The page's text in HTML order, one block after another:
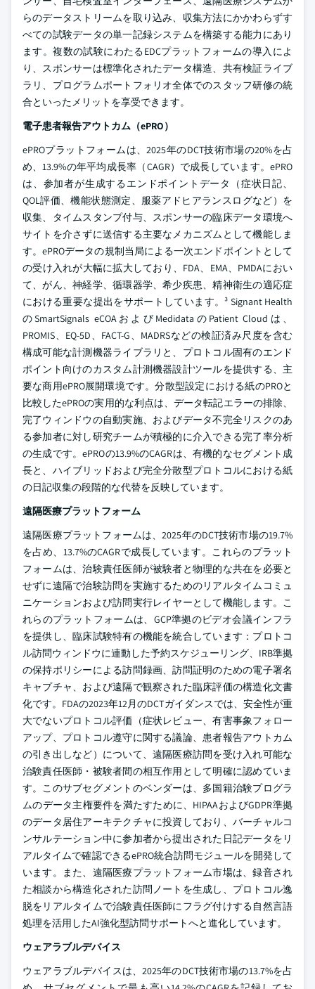
らのデータストリームを取り込み、収集方法にかかわらずす
べての試験データの単一記録システムを構築する能力にあり
ます。複数の試験にわたるEDCプラットフォームの導入によ
り、スポンサーは標準化されたデータ構造、共有検証ライブ
ラリ、プログラムポートフォリオ全体でのスタッフ研修の統
合といったメリットを享受できます。
電子患者報告アウトカム（ePRO）
ePROプラットフォームは、2025年のDCT技術市場の20%を占
め、13.9%の年平均成長率（CAGR）で成長しています。ePRO
は、参加者が生成するエンドポイントデータ（症状日記、
QOL評価、機能状態測定、服薬アドヒアランスログなど）を
収集、タイムスタンプ付与、スポンサーの臨床データ環境へ
サイトを介さずに送信する主要なメカニズムとして機能しま
す。ePROデータの規制当局による一次エンドポイントとして
の受け入れが大幅に拡大しており、FDA、EMA、PMDAにおい
て、がん、神経学、循環器学、希少疾患、精神衛生の適応症
における重要な提出をサポートしています。³ Signant Health
のSmartSignals eCOAおよびMedidataのPatient Cloudは、
PROMIS、EQ-5D、FACT-G、MADRSなどの検証済み尺度を含む
構成可能な計測機器ライブラリと、プロトコル固有のエンド
ポイント向けのカスタム計測機器設計ツールを提供する、主
要な商用ePRO展開環境です。分散型設定における紙のPROと
比較したePROの実用的な利点は、データ転記エラーの排除、
完了ウィンドウの自動実施、およびデータ不完全リスクのあ
る参加者に対し研究チームが積極的に介入できる完了率分析
の生成です。ePROの13.9%のCAGRは、有機的なセグメント成
長と、ハイブリッドおよび完全分散型プロトコルにおける紙
の日記収集の段階的な代替を反映しています。
遠隔医療プラットフォーム
遠隔医療プラットフォームは、2025年のDCT技術市場の19.7%
を占め、13.7%のCAGRで成長しています。これらのプラット
フォームは、治験責任医師が被験者と物理的な共在を必要と
せずに遠隔で治験訪問を実施するためのリアルタイムコミュ
ニケーションおよび訪問実行レイヤーとして機能します。こ
れらのプラットフォームは、GCP準拠のビデオ会議インフラ
を提供し、臨床試験特有の機能を統合しています：プロトコ
ル訪問ウィンドウに連動した予約スケジューリング、IRB準拠
の保持ポリシーによる訪問録画、訪問証明のための電子署名
キャプチャ、および遠隔で観察された臨床評価の構造化文書
化です。FDAの2023年12月のDCTガイダンスでは、安全性が重
大でないプロトコル評価（症状レビュー、有害事象フォロー
アップ、プロトコル遵守に関する議論、患者報告アウトカム
の引き出しなど）について、遠隔医療訪問を受け入れ可能な
治験責任医師・被験者間の相互作用として明確に認めていま
す。このサブセグメントのベンダーは、多国籍治験プログラ
ムのデータ主権要件を満たすために、HIPAAおよびGDPR準拠
のデータ居住アーキテクチャに投資しており、バーチャルコ
ンサルテーション中に参加者から提出された日記データをリ
アルタイムで確認できるePRO統合訪問モジュールを開発して
います。また、遠隔医療プラットフォーム市場は、録音され
た相談から構造化された訪問ノートを生成し、プロトコル逸
脱をリアルタイムで治験責任医師にフラグ付けする自然言語
処理を活用したAI強化型訪問サポートへと進化しています。
ウェアラブルデバイス
ウェアラブルデバイスは、2025年のDCT技術市場の13.7%を占